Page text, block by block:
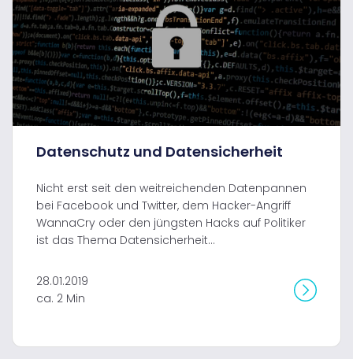
Datenschutz und Datensicherheit
Nicht erst seit den weitreichenden Datenpannen
bei Facebook und Twitter, dem Hacker-Angriff
WannaCry oder den jüngsten Hacks auf Politiker
ist das Thema Datensicherheit...
28.01.2019
ca. 2 Min